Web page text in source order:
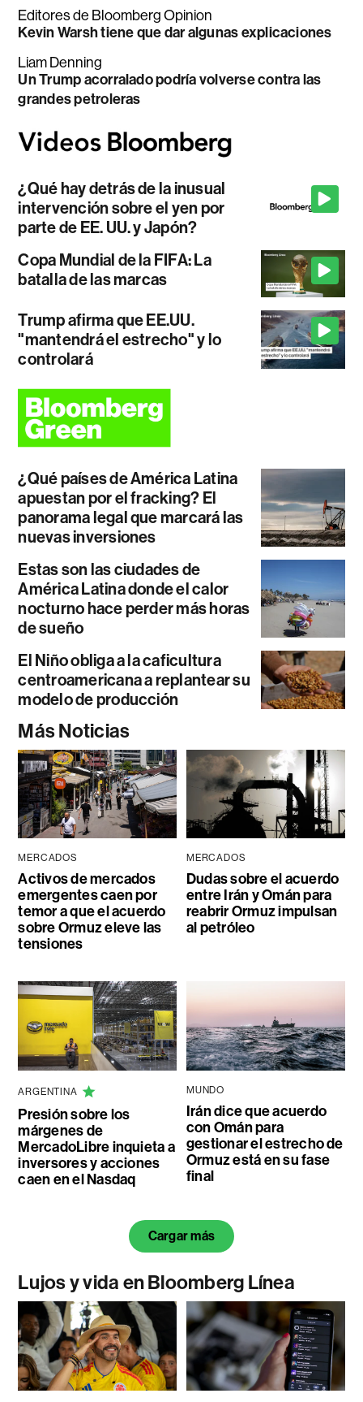
Editores de Bloomberg Opinion
Kevin Warsh tiene que dar algunas explicaciones
Liam Denning
Un Trump acorralado podría volverse contra las
grandes petroleras
¿Qué hay detrás de la inusual
intervención sobre el yen por
parte de EE. UU. y Japón?
Copa Mundial de la FIFA: La
batalla de las marcas
Trump afirma que EE.UU.
"mantendrá el estrecho" y lo
controlará
¿Qué países de América Latina
apuestan por el fracking? El
panorama legal que marcará las
nuevas inversiones
Estas son las ciudades de
América Latina donde el calor
nocturno hace perder más horas
de sueño
El Niño obliga a la caficultura
centroamericana a replantear su
modelo de producción
Más Noticias
MERCADOS
Activos de mercados
emergentes caen por
temor a que el acuerdo
sobre Ormuz eleve las
tensiones
MERCADOS
Dudas sobre el acuerdo
entre Irán y Omán para
reabrir Ormuz impulsan
al petróleo
ARGENTINA
Presión sobre los
márgenes de
MercadoLibre inquieta a
inversores y acciones
caen en el Nasdaq
MUNDO
Irán dice que acuerdo
con Omán para
gestionar el estrecho de
Ormuz está en su fase
final
Cargar más
Lujos y vida en Bloomberg Línea